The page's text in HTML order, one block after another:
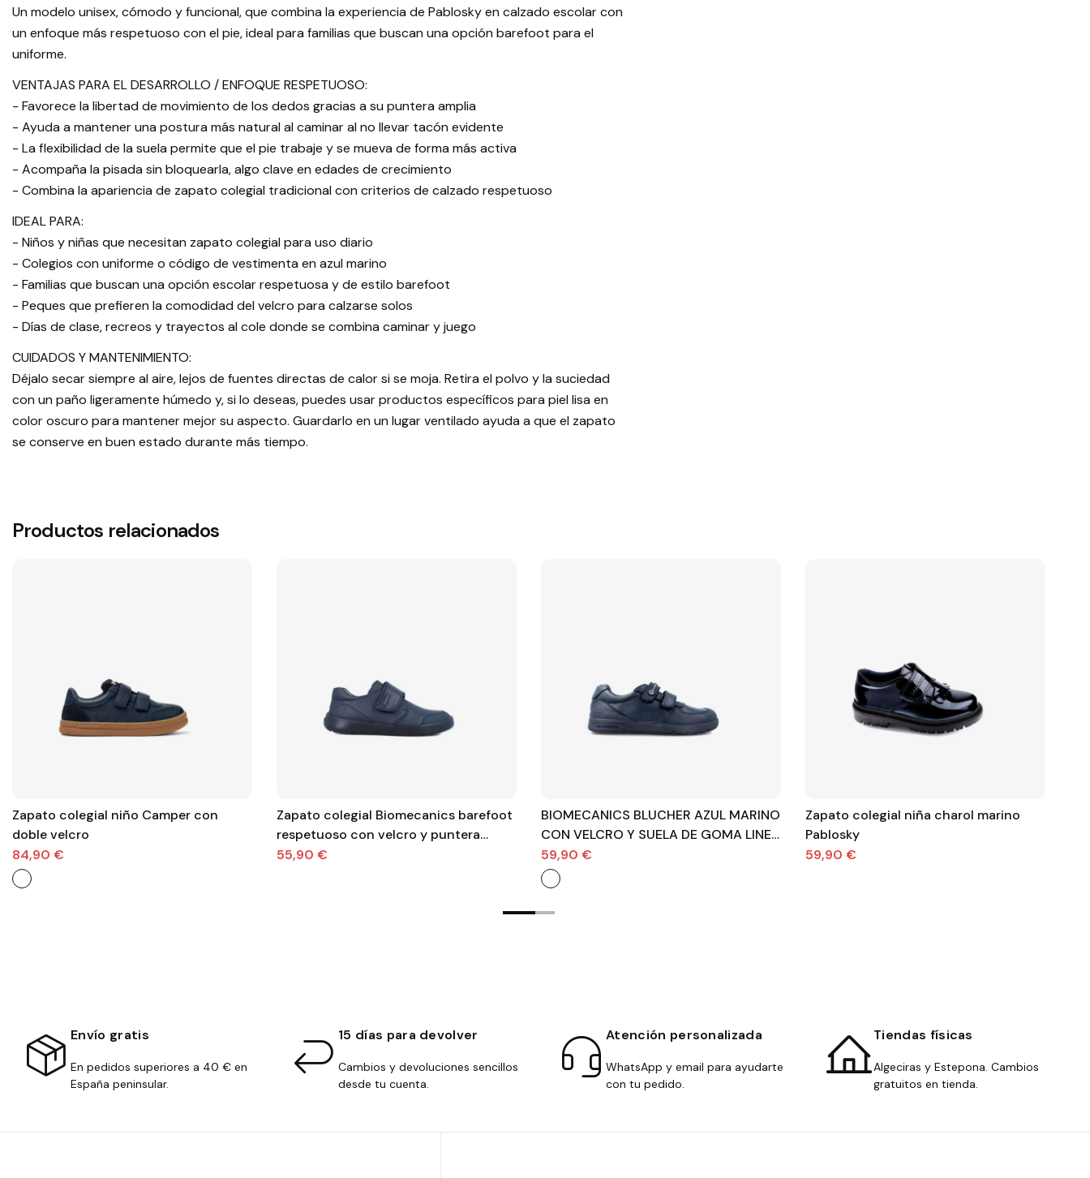
Un modelo unisex, cómodo y funcional, que combina la experiencia de Pablosky en calzado escolar con
un enfoque más respetuoso con el pie, ideal para familias que buscan una opción barefoot para el
uniforme.
VENTAJAS PARA EL DESARROLLO / ENFOQUE RESPETUOSO:
- Favorece la libertad de movimiento de los dedos gracias a su puntera amplia
- Ayuda a mantener una postura más natural al caminar al no llevar tacón evidente
- La flexibilidad de la suela permite que el pie trabaje y se mueva de forma más activa
- Acompaña la pisada sin bloquearla, algo clave en edades de crecimiento
- Combina la apariencia de zapato colegial tradicional con criterios de calzado respetuoso
IDEAL PARA:
- Niños y niñas que necesitan zapato colegial para uso diario
- Colegios con uniforme o código de vestimenta en azul marino
- Familias que buscan una opción escolar respetuosa y de estilo barefoot
- Peques que prefieren la comodidad del velcro para calzarse solos
- Días de clase, recreos y trayectos al cole donde se combina caminar y juego
CUIDADOS Y MANTENIMIENTO:
Déjalo secar siempre al aire, lejos de fuentes directas de calor si se moja. Retira el polvo y la suciedad
con un paño ligeramente húmedo y, si lo deseas, puedes usar productos específicos para piel lisa en
color oscuro para mantener mejor su aspecto. Guardarlo en un lugar ventilado ayuda a que el zapato
se conserve en buen estado durante más tiempo.
Productos relacionados
Zapato colegial niño Camper con
doble velcro
84,90 €
Zapato colegial Biomecanics barefoot
respetuoso con velcro y puntera
reforzada niño
55,90 €
BIOMECANICS BLUCHER AZUL MARINO
CON VELCRO Y SUELA DE GOMA LINEA
SPORT NIÑO VUELTA AL COLE
59,90 €
Zapato colegial niña charol marino
Pablosky
59,90 €
Envío gratis
En pedidos superiores a 40 € en
España peninsular.
15 días para devolver
Cambios y devoluciones sencillos
desde tu cuenta.
Atención personalizada
WhatsApp y email para ayudarte
con tu pedido.
Tiendas físicas
Algeciras y Estepona. Cambios
gratuitos en tienda.